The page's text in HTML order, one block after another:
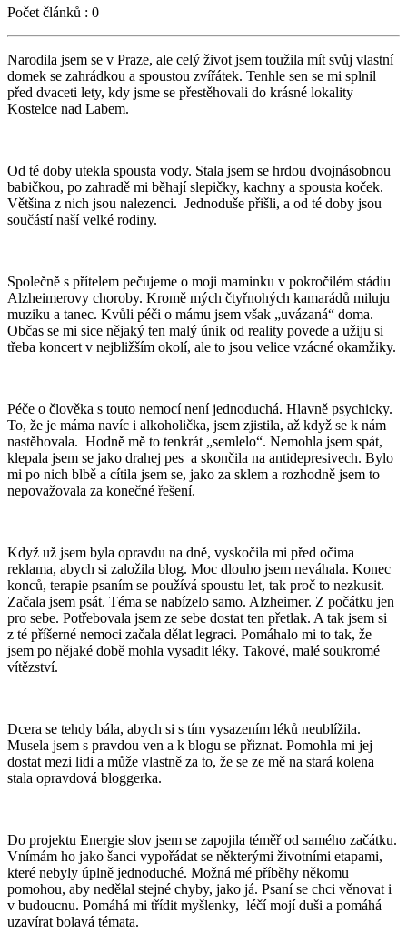
Počet článků : 0
Narodila jsem se v Praze, ale celý život jsem toužila mít svůj vlastní
domek se zahrádkou a spoustou zvířátek. Tenhle sen se mi splnil
před dvaceti lety, kdy jsme se přestěhovali do krásné lokality
Kostelce nad Labem.
Od té doby utekla spousta vody. Stala jsem se hrdou dvojnásobnou
babičkou, po zahradě mi běhají slepičky, kachny a spousta koček.
Většina z nich jsou nalezenci. Jednoduše přišli, a od té doby jsou
součástí naší velké rodiny.
Společně s přítelem pečujeme o moji maminku v pokročilém stádiu
Alzheimerovy choroby. Kromě mých čtyřnohých kamarádů miluju
muziku a tanec. Kvůli péči o mámu jsem však „uvázaná“ doma.
Občas se mi sice nějaký ten malý únik od reality povede a užiju si
třeba koncert v nejbližším okolí, ale to jsou velice vzácné okamžiky.
Péče o člověka s touto nemocí není jednoduchá. Hlavně psychicky.
To, že je máma navíc i alkoholička, jsem zjistila, až když se k nám
nastěhovala. Hodně mě to tenkrát „semlelo“. Nemohla jsem spát,
klepala jsem se jako drahej pes a skončila na antidepresivech. Bylo
mi po nich blbě a cítila jsem se, jako za sklem a rozhodně jsem to
nepovažovala za konečné řešení.
Když už jsem byla opravdu na dně, vyskočila mi před očima
reklama, abych si založila blog. Moc dlouho jsem neváhala. Konec
konců, terapie psaním se používá spoustu let, tak proč to nezkusit.
Začala jsem psát. Téma se nabízelo samo. Alzheimer. Z počátku jen
pro sebe. Potřebovala jsem ze sebe dostat ten přetlak. A tak jsem si
z té příšerné nemoci začala dělat legraci. Pomáhalo mi to tak, že
jsem po nějaké době mohla vysadit léky. Takové, malé soukromé
vítězství.
Dcera se tehdy bála, abych si s tím vysazením léků neublížila.
Musela jsem s pravdou ven a k blogu se přiznat. Pomohla mi jej
dostat mezi lidi a může vlastně za to, že se ze mě na stará kolena
stala opravdová bloggerka.
Do projektu Energie slov jsem se zapojila téměř od samého začátku.
Vnímám ho jako šanci vypořádat se některými životními etapami,
které nebyly úplně jednoduché. Možná mé příběhy někomu
pomohou, aby nedělal stejné chyby, jako já. Psaní se chci věnovat i
v budoucnu. Pomáhá mi třídit myšlenky, léčí mojí duši a pomáhá
uzavírat bolavá témata.